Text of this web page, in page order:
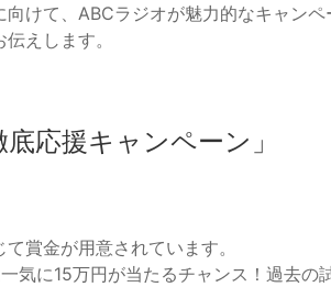
けて、ABCラジオが魅力的なキャンペ
えします。
応援キャンペーン」
賞金が用意されています。
気に15万円が当たるチャンス！過去の